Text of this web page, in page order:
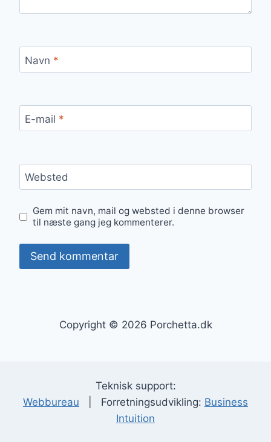
Navn *
E-mail *
Websted
Gem mit navn, mail og websted i denne browser
til næste gang jeg kommenterer.
Copyright © 2026 Porchetta.dk
Teknisk support:
Webbureau | Forretningsudvikling: Business
Intuition